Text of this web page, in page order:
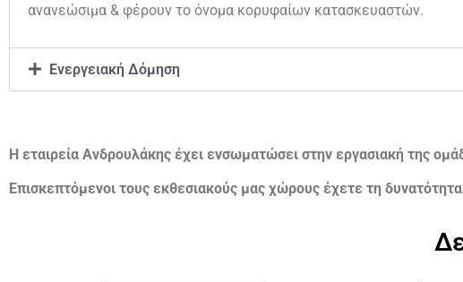
ανανεώσιμα & φέρουν το όνομα κορυφαίων κατασκευαστών.
Ενεργειακή Δόμηση
Η εταιρεία Ανδρουλάκης έχει ενσωματώσει στην εργασιακή της
Επισκεπτόμενοι τους εκθεσιακούς μας χώρους έχετε τη